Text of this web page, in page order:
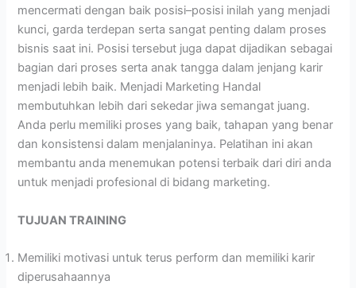
mencermati dengan baik posisi–posisi inilah yang menjadi
kunci, garda terdepan serta sangat penting dalam proses
bisnis saat ini. Posisi tersebut juga dapat dijadikan sebagai
bagian dari proses serta anak tangga dalam jenjang karir
menjadi lebih baik. Menjadi Marketing Handal
membutuhkan lebih dari sekedar jiwa semangat juang.
Anda perlu memiliki proses yang baik, tahapan yang benar
dan konsistensi dalam menjalaninya. Pelatihan ini akan
membantu anda menemukan potensi terbaik dari diri anda
untuk menjadi profesional di bidang marketing.
TUJUAN TRAINING
Memiliki motivasi untuk terus perform dan memiliki karir
diperusahaannya